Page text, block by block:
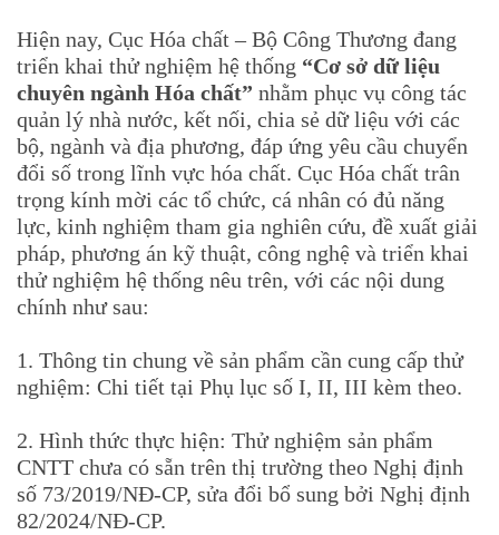
Hiện nay, Cục Hóa chất – Bộ Công Thương đang
triển khai thử nghiệm hệ thống “Cơ sở dữ liệu
chuyên ngành Hóa chất” nhằm phục vụ công tác
quản lý nhà nước, kết nối, chia sẻ dữ liệu với các
bộ, ngành và địa phương, đáp ứng yêu cầu chuyển
đổi số trong lĩnh vực hóa chất. Cục Hóa chất trân
trọng kính mời các tổ chức, cá nhân có đủ năng
lực, kinh nghiệm tham gia nghiên cứu, đề xuất giải
pháp, phương án kỹ thuật, công nghệ và triển khai
thử nghiệm hệ thống nêu trên, với các nội dung
chính như sau:
1. Thông tin chung về sản phẩm cần cung cấp thử
nghiệm: Chi tiết tại Phụ lục số I, II, III kèm theo.
2. Hình thức thực hiện: Thử nghiệm sản phẩm
CNTT chưa có sẵn trên thị trường theo Nghị định
số 73/2019/NĐ-CP, sửa đổi bổ sung bởi Nghị định
82/2024/NĐ-CP.